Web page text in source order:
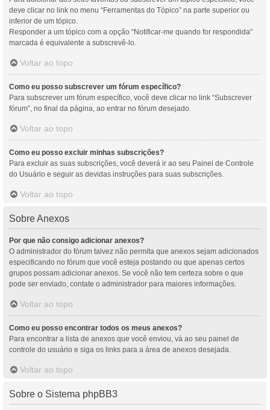
deve clicar no link no menu “Ferramentas do Tópico” na parte superior ou
inferior de um tópico.
Responder a um tópico com a opção “Notificar-me quando for respondida”
marcada é equivalente a subscrevê-lo.
Voltar ao topo
Como eu posso subscrever um fórum específico?
Para subscrever um fórum específico, você deve clicar no link “Subscrever
fórum”, no final da página, ao entrar no fórum desejado.
Voltar ao topo
Como eu posso excluir minhas subscrições?
Para excluir as suas subscrições, você deverá ir ao seu Painel de Controle
do Usuário e seguir as devidas instruções para suas subscrições.
Voltar ao topo
Sobre Anexos
Por que não consigo adicionar anexos?
O administrador do fórum talvez não permita que anexos sejam adicionados
especificando no fórum que você esteja postando ou que apenas certos
grupos possam adicionar anexos. Se você não tem certeza sobre o que
pode ser enviado, contate o administrador para maiores informações.
Voltar ao topo
Como eu posso encontrar todos os meus anexos?
Para encontrar a lista de anexos que você enviou, vá ao seu painel de
controle do usuário e siga os links para a área de anexos desejada.
Voltar ao topo
Sobre o Sistema phpBB3